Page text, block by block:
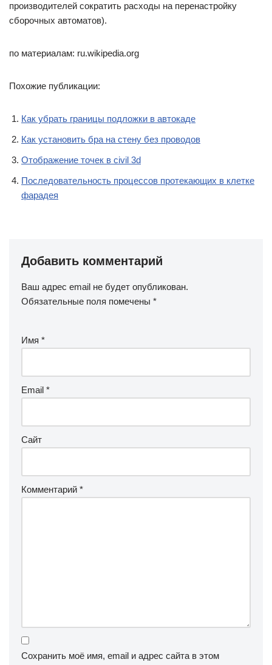
производителей сократить расходы на перенастройку
сборочных автоматов).
по материалам: ru.wikipedia.org
Похожие публикации:
Как убрать границы подложки в автокаде
Как установить бра на стену без проводов
Отображение точек в civil 3d
Последовательность процессов протекающих в клетке
фарадея
Добавить комментарий
Ваш адрес email не будет опубликован.
Обязательные поля помечены *
Имя *
Email *
Сайт
Комментарий *
Сохранить моё имя, email и адрес сайта в этом